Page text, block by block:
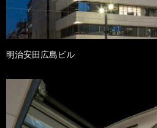
明治安田広島ビル